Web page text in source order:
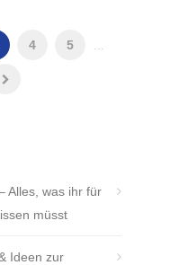
4 5
Alles, was ihr für
müsst
Ideen zur